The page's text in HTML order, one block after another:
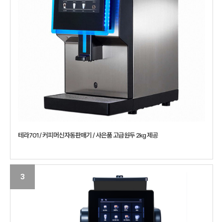
테라701 / 커피머신자동판매기 / 사은품 고급원두 2kg 제공
3